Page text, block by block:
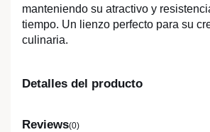
manteniendo su atractivo y
tiempo. Un lienzo perfecto para su
culinaria.
Detalles del producto
Reviews(0)